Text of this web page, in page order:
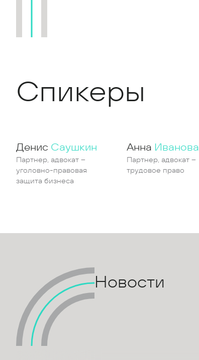
Спикеры
Денис Саушкин
Партнер, адвокат –
уголовно-правовая
защита бизнеса
Анна Иванова
Партнер, адвокат –
трудовое право
Новости